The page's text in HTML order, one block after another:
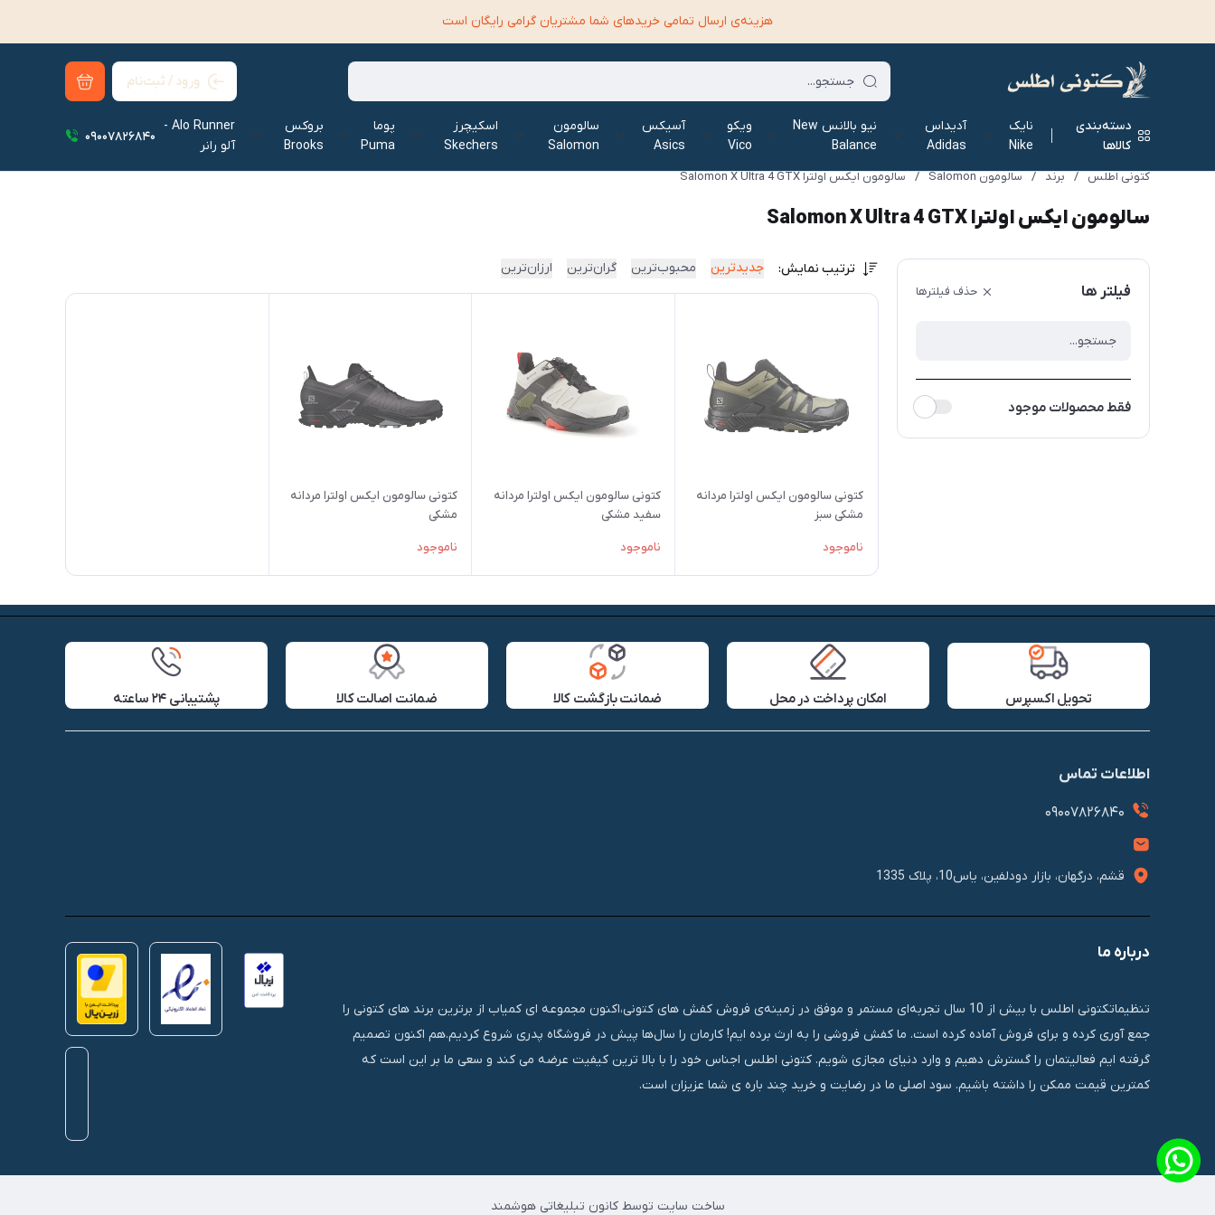
هزینه‌ی ارسال تمامی خرید‌های شما مشتریان گرامی رایگان است
ورود / ثبت‌نام
دسته‌بندی
کالاها
نایک
Nike
آدیداس
Adidas
نیو بالانس New
Balance
ویکو
Vico
آسیکس
Asics
سالومون
Salomon
اسکیچرز
Skechers
پوما
Puma
بروکس
Brooks
Alo Runner -
آلو رانر‌
09007826840
کتونی اطلس / برند / سالومون Salomon / سالومون ایکس اولترا Salomon X Ultra 4 GTX
سالومون ایکس اولترا Salomon X Ultra 4 GTX
فیلتر ها حذف فیلترها
فقط محصولات موجود
ترتیب نمایش: جدیدترین محبوب‌ترین گران‌ترین ارزان‌ترین
کتونی سالومون ایکس اولترا مردانه
مشکی سبز
ناموجود
کتونی سالومون ایکس اولترا مردانه
سفید مشکی
ناموجود
کتونی سالومون ایکس اولترا مردانه
مشکی
ناموجود
تحویل اکسپرس امکان پرداخت در محل ضمانت بازگشت کالا ضمانت اصالت کالا پشتیبانی ۲۴ ساعته
اطلاعات تماس
09007826840
قشم، درگهان، بازار دودلفین، یاس10، پلاک 1335
درباره ما
تنظیماتکتونی اطلس با بیش از 10 سال تجربه‌ای مستمر و موفق در زمینه‌ی فروش کفش های کتونی،اکنون مجموعه ای کمیاب از برترین برند های کتونی را
جمع آوری کرده و برای فروش آماده کرده است. ما کفش فروشی را به ارث برده ایم! کارمان را سال‌ها پیش در فروشگاه پدری شروع کردیم.هم اکنون تصمیم
گرفته ایم فعالیتمان را گسترش دهیم و وارد دنیای مجازی شویم. کتونی اطلس اجناس خود را با بالا ترین کیفیت عرضه می کند و سعی ما بر این است که
کمترین قیمت ممکن را داشته باشیم. سود اصلی ما در رضایت و خرید چند باره ی شما عزیزان است.
ساخت سایت توسط کانون تبلیغاتی هوشمند